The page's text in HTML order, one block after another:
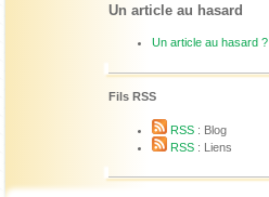
Un article au hasard
Un article au hasard ?
Fils RSS
RSS: Blog
RSS: Liens